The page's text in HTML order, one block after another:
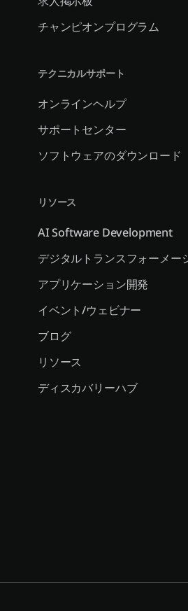
チャンピオンプログラム
テクニカルサポート
オンラインヘルプ
サポートセンター
ソフトウェアのダウンロード
リソース
AI Software Development
デジタルトランスフォーメー
アプリケーション開発
イベント/ウェビナー
ブログ
リソース
ディスカバリーハブ